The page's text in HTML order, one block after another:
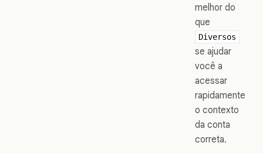
melhor do
que
Diversos
se ajudar
você a
acessar
rapidamente
o contexto
da conta
correta.